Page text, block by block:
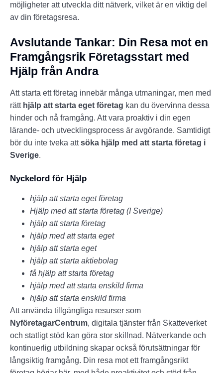
möjligheter att utveckla ditt nätverk, vilket är en viktig del
av din företagsresa.
Avslutande Tankar: Din Resa mot en
Framgångsrik Företagsstart med
Hjälp från Andra
Att starta ett företag innebär många utmaningar, men med
rätt hjälp att starta eget företag kan du övervinna dessa
hinder och nå framgång. Att vara proaktiv i din egen
lärande- och utvecklingsprocess är avgörande. Samtidigt
bör du inte tveka attsöka hjälp med att starta företag i
Sverige.
Nyckelord för Hjälp
hjälp att starta eget företag
Hjälp med att starta företag (I Sverige)
hjälp att starta företag
hjälp med att starta eget
hjälp att starta eget
hjälp att starta aktiebolag
få hjälp att starta företag
hjälp med att starta enskild firma
hjälp att starta enskild firma
Att använda tillgängliga resurser som
NyföretagarCentrum, digitala tjänster från Skatteverket
och statligt stöd kan göra stor skillnad. Nätverkande och
kontinuerlig utbildning skapar också förutsättningar för
långsiktig framgång. Din resa mot ett framgångsrikt